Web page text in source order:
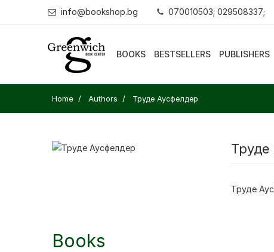
info@bookshop.bg 070010503; 029508337;
BOOKS BESTSELLERS PUBLISHERS
Home Authors Труде Аусфелдер
Труде
Труде
Books